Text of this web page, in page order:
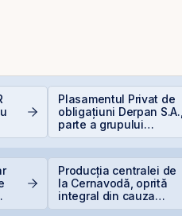
Plasamentul Privat de
obligațiuni Derpan S.A.,
parte a grupului
Golden Foods Snacks,
Producția centralei de
la Cernavodă, oprită
integral din cauza